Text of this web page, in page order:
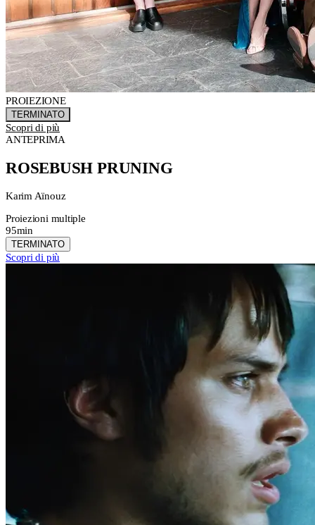
PROIEZIONE
TERMINATO
Scopri di più
ANTEPRIMA
ROSEBUSH PRUNING
Karim Aïnouz
Proiezioni multiple
95min
TERMINATO
Scopri di più